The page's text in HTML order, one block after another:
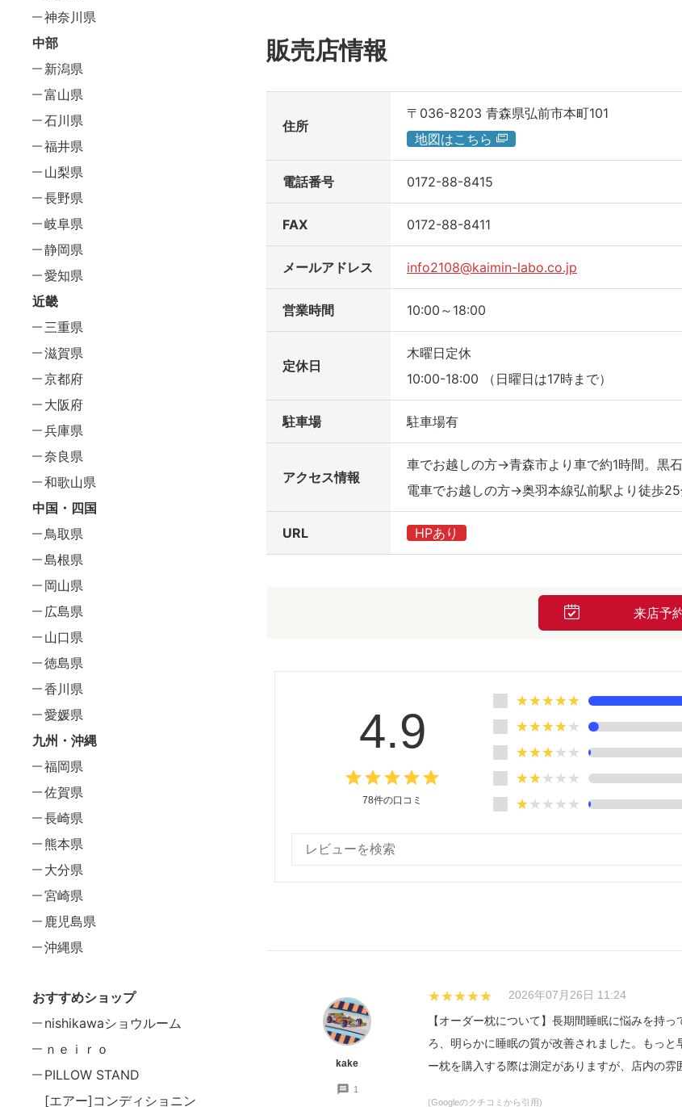
神奈川県
中部
新潟県
富山県
石川県
福井県
山梨県
長野県
岐阜県
静岡県
愛知県
近畿
三重県
滋賀県
京都府
大阪府
兵庫県
奈良県
和歌山県
中国・四国
鳥取県
島根県
岡山県
広島県
山口県
徳島県
香川県
愛媛県
九州・沖縄
福岡県
佐賀県
長崎県
熊本県
大分県
宮崎県
鹿児島県
沖縄県
おすすめショップ
nishikawaショウルーム
ｎｅｉｒｏ
PILLOW STAND
[エアー]コンディショニン
販売店情報
住所
〒036-8203 青森県弘前市本町101
地図はこちら
電話番号 0172-88-8415
FAX 0172-88-8411
メールアドレス info2108@kaimin-labo.co.jp
営業時間 10:00～18:00
定休日
木曜日定休
10:00-18:00 （日曜日は17時まで）
駐車場 駐車場有
アクセス情報
車でお越しの方→青森市より車で約1時間。黒
電車でお越しの方→奥羽本線弘前駅より徒歩
URL HPあり
来店予
4.9
gradegradegradegradegrade
78件の口コミ
★★★★★
★★★★★
★★★★★
★★★★★
★★★★★
kake
1
★★★★★
2026年07月26日 11:24
【オーダー枕について】長期間睡眠に悩みを持
ろ、明らかに睡眠の質が改善されました。もっ
ー枕を購入する際は測定がありますが、店内の
(Googleのクチコミから引用)